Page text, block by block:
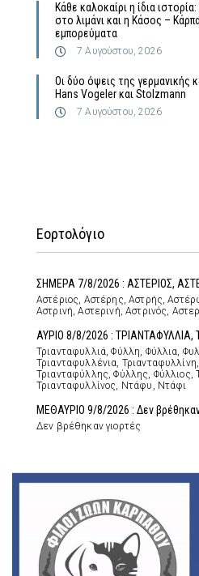
Κάθε καλοκαίρι η ίδια
στο λιμάνι και η Κάσος –
εμπορεύματα
7 Αυγούστου, 2026
Οι δύο όψεις της γερμανικής
Hans Vogeler και Stolzmann
7 Αυγούστου, 2026
Εορτολόγιο
ΣΗΜΕΡΑ 7/8/2026 : ΑΣΤΕΡΙΟΣ,
Αστέριος, Αστέρης, Αστρής,
Αστρινή, Αστερινή, Αστρινός,
ΑΥΡΙΟ 8/8/2026 : ΤΡΙΑΝΤΑΦΥΛΛΙΑ,
Τριανταφυλλιά, Φύλλη, Φύλλια,
Τριανταφυλλένια,
Τριανταφύλλης, Φύλλης, Φύλλιος,
Τριανταφυλλίνος, Ντάφυ, Ντάφι
ΜΕΘΑΥΡΙΟ 9/8/2026 : Δεν
Δεν βρέθηκαν γιορτές